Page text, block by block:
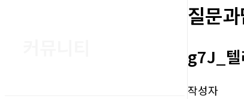
질문
g7J_텔
작성자